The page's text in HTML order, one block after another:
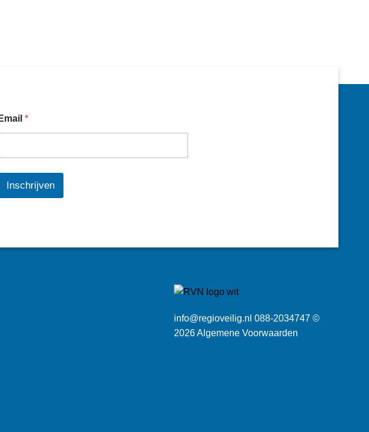
Email *
Inschrijven
info@regioveilig.nl 088-2034747 ©
2026Algemene Voorwaarden